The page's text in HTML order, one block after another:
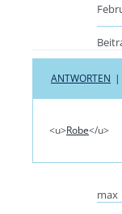
ANTWORTEN |
<u>Robe</u>
max